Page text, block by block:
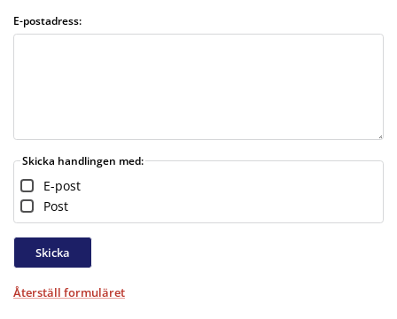
E-postadress:
Skicka handlingen med:
E-post
Post
Skicka